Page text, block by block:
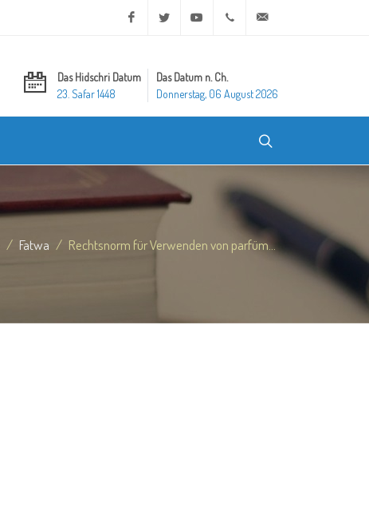
Facebook Twitter Youtube +20 2 25970400
Das Hidschri Datum
23. Safar 1448
Das Datum n. Ch.
Donnerstag, 06 August 2026
Fatwa Rechtsnorm für Verwenden von parfüm...